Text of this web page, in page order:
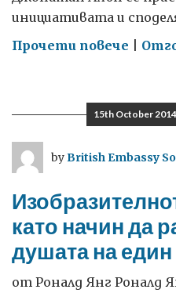
инициативата и
Прочети повече on
умове
и
можем
и
15th October 2014
byBritish Embassy
като начин да
душата на
от Роналд Янг Роналд